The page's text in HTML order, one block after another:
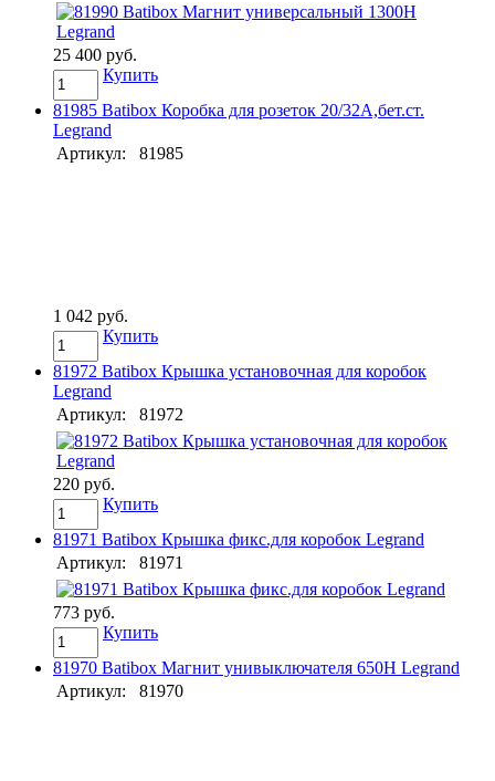
25 400 руб.
Купить
81985 Batibox Коробка для розеток 20/32А,бет.ст.
Legrand
Артикул:
81985
1 042 руб.
Купить
81972 Batibox Крышка установочная для коробок
Legrand
Артикул:
81972
220 руб.
Купить
81971 Batibox Крышка фикс.для коробок Legrand
Артикул:
81971
773 руб.
Купить
81970 Batibox Магнит унивыключателя 650Н Legrand
Артикул:
81970